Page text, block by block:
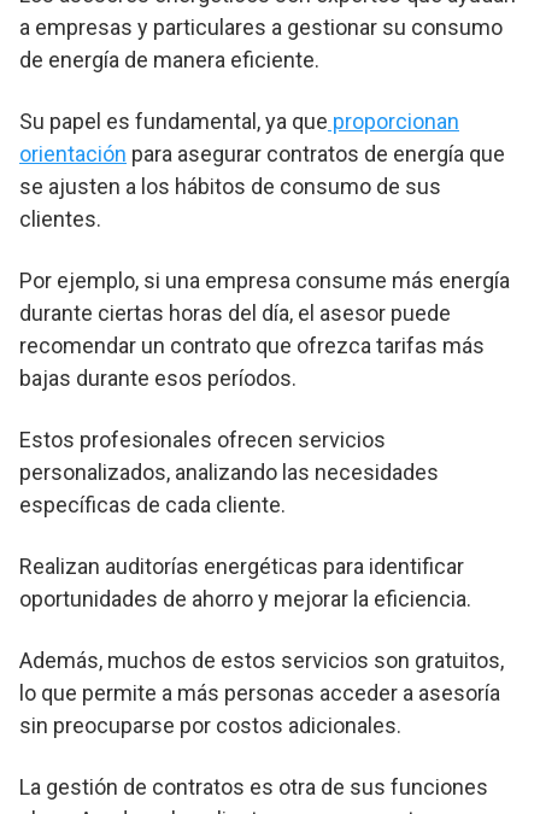
a empresas y particulares a gestionar su consumo
de energía de manera eficiente.
Su papel es fundamental, ya que proporcionan
orientación para asegurar contratos de energía que
se ajusten a los hábitos de consumo de sus
clientes.
Por ejemplo, si una empresa consume más energía
durante ciertas horas del día, el asesor puede
recomendar un contrato que ofrezca tarifas más
bajas durante esos períodos.
Estos profesionales ofrecen servicios
personalizados, analizando las necesidades
específicas de cada cliente.
Realizan auditorías energéticas para identificar
oportunidades de ahorro y mejorar la eficiencia.
Además, muchos de estos servicios son gratuitos,
lo que permite a más personas acceder a asesoría
sin preocuparse por costos adicionales.
La gestión de contratos es otra de sus funciones